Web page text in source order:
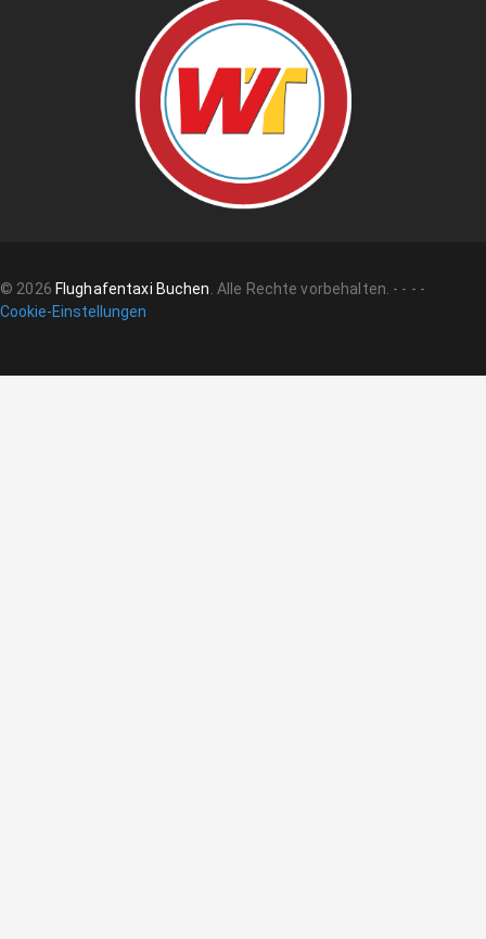
© 2026 Flughafentaxi Buchen. Alle Rechte vorbehalten. - - - -
Cookie-Einstellungen